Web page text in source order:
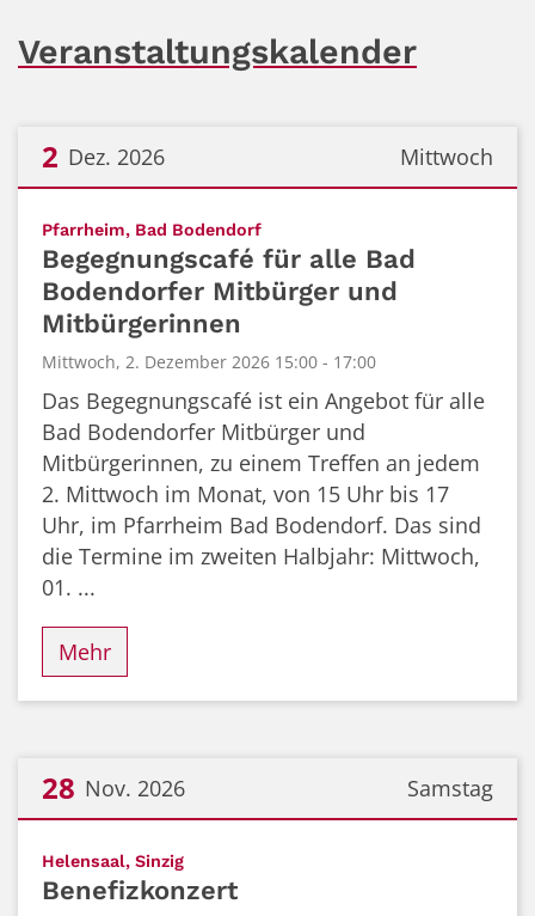
Veranstaltungskalender
Mittwoch
2 Dez. 2026
Pfarrheim, Bad Bodendorf:
Begegnungscafé für alle Bad
Bodendorfer Mitbürger und
Mitbürgerinnen
Mittwoch, 2. Dezember 2026 15:00 - 17:00
Das Begegnungscafé ist ein Angebot für alle
Bad Bodendorfer Mitbürger und
Mitbürgerinnen, zu einem Treffen an jedem
2. Mittwoch im Monat, von 15 Uhr bis 17
Uhr, im Pfarrheim Bad Bodendorf. Das sind
die Termine im zweiten Halbjahr: Mittwoch,
01. ...
Mehr
Samstag
28 Nov. 2026
Helensaal, Sinzig:
Benefizkonzert